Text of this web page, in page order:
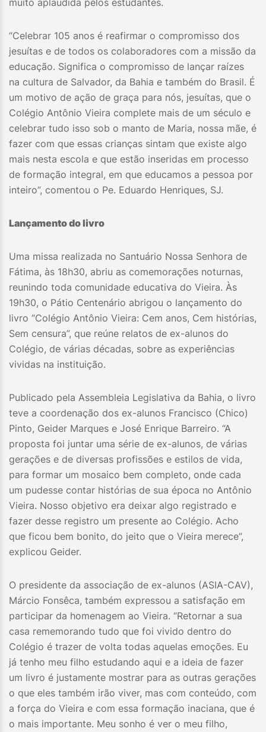
muito aplaudida pelos estudantes.
“Celebrar 105 anos é reafirmar o compromisso dos
jesuítas e de todos os colaboradores com a missão da
educação. Significa o compromisso de lançar raízes
na cultura de Salvador, da Bahia e também do Brasil. É
um motivo de ação de graça para nós, jesuítas, que o
Colégio Antônio Vieira complete mais de um século e
celebrar tudo isso sob o manto de Maria, nossa mãe, é
fazer com que essas crianças sintam que existe algo
mais nesta escola e que estão inseridas em processo
de formação integral, em que educamos a pessoa por
inteiro”, comentou o Pe. Eduardo Henriques, SJ.
Lançamento do livro
Uma missa realizada no Santuário Nossa Senhora de
Fátima, às 18h30, abriu as comemorações noturnas,
reunindo toda comunidade educativa do Vieira. Às
19h30, o Pátio Centenário abrigou o lançamento do
livro “Colégio Antônio Vieira: Cem anos, Cem histórias,
Sem censura”, que reúne relatos de ex-alunos do
Colégio, de várias décadas, sobre as experiências
vividas na instituição.
Publicado pela Assembleia Legislativa da Bahia, o livro
teve a coordenação dos ex-alunos Francisco (Chico)
Pinto, Geider Marques e José Enrique Barreiro. “A
proposta foi juntar uma série de ex-alunos, de várias
gerações e de diversas profissões e estilos de vida,
para formar um mosaico bem completo, onde cada
um pudesse contar histórias de sua época no Antônio
Vieira. Nosso objetivo era deixar algo registrado e
fazer desse registro um presente ao Colégio. Acho
que ficou bem bonito, do jeito que o Vieira merece”,
explicou Geider.
O presidente da associação de ex-alunos (ASIA-CAV),
Márcio Fonsêca, também expressou a satisfação em
participar da homenagem ao Vieira. “Retornar a sua
casa rememorando tudo que foi vivido dentro do
Colégio é trazer de volta todas aquelas emoções. Eu
já tenho meu filho estudando aqui e a ideia de fazer
um livro é justamente mostrar para as outras gerações
o que eles também irão viver, mas com conteúdo, com
a força do Vieira e com essa formação inaciana, que é
o mais importante. Meu sonho é ver o meu filho,